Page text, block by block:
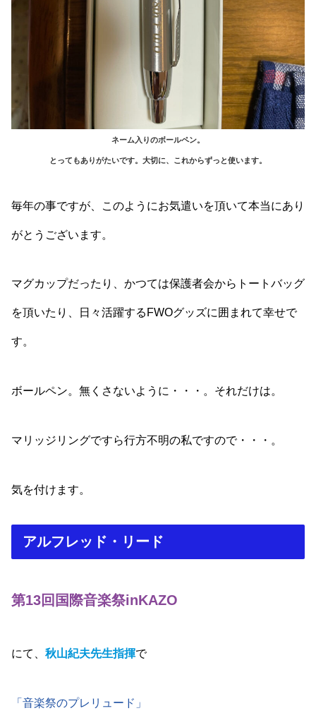
ネーム入りのボールペン。
とってもありがたいです。大切に、これからずっと使います。
毎年の事ですが、このようにお気遣いを頂いて本当にあり
がとうございます。
マグカップだったり、かつては保護者会からトートバッグ
を頂いたり、日々活躍するFWOグッズに囲まれて幸せで
す。
ボールペン。無くさないように・・・。それだけは。
マリッジリングですら行方不明の私ですので・・・。
気を付けます。
アルフレッド・リード
第13回国際音楽祭inKAZO
にて、 秋山紀夫先生指揮で
「音楽祭のプレリュード」